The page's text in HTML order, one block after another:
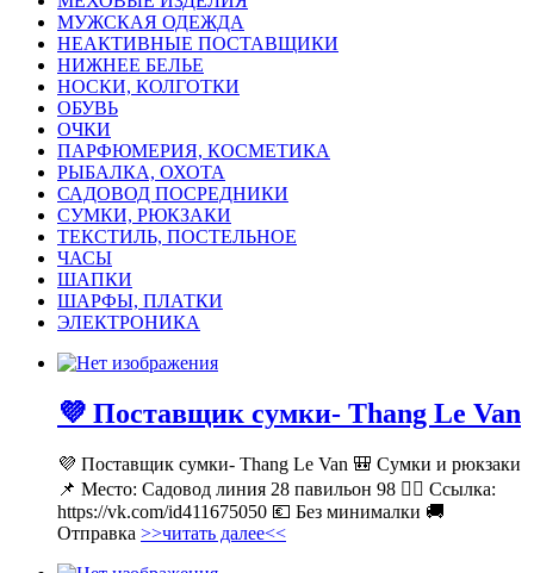
МУЖСКАЯ ОДЕЖДА
НЕАКТИВНЫЕ ПОСТАВЩИКИ
НИЖНЕЕ БЕЛЬЕ
НОСКИ, КОЛГОТКИ
ОБУВЬ
ОЧКИ
ПАРФЮМЕРИЯ, КОСМЕТИКА
РЫБАЛКА, ОХОТА
САДОВОД ПОСРЕДНИКИ
СУМКИ, РЮКЗАКИ
ТЕКСТИЛЬ, ПОСТЕЛЬНОЕ
ЧАСЫ
ШАПКИ
ШАРФЫ, ПЛАТКИ
ЭЛЕКТРОНИКА
💜 Поставщик сумки- Thang Le Van
💜 Поставщик сумки- Thang Le Van 🎒 Сумки и рюкзаки
📌 Место: Садовод линия 28 павильон 98 👉🏻 Ссылка:
https://vk.com/id411675050 💶 Без минималки 🚚
Отправка >>читать далее<<